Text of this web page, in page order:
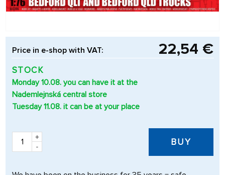
Price in e-shop with VAT: 22,54 €
STOCK
Monday 10.08. you can have it at the
Nademlejnská central store
Tuesday 11.08. it can be at your place
+
-
BUY